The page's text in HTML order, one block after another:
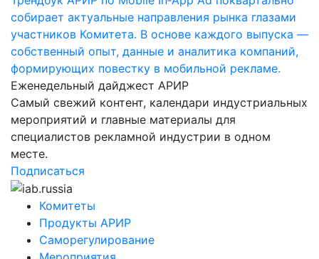
собирает актуальные направления рынка глазами
участников Комитета. В основе каждого выпуска —
собственный опыт, данные и аналитика компаний,
формирующих повестку в мобильной рекламе.
Еженедельный дайджест АРИР
Самый свежий контент, календари индустриальных
мероприятий и главные материалы для
специалистов рекламной индустрии в одном
месте.
Подписаться
Комитеты
Продукты АРИР
Саморегулирование